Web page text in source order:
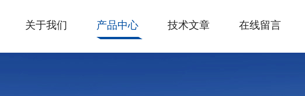
关于我们 产品中心 技术文章 在线留言